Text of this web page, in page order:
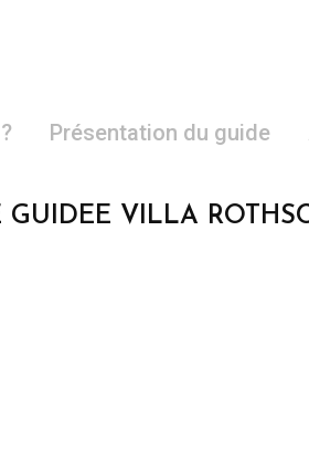
Présentation du guide
GUIDEE VILLA